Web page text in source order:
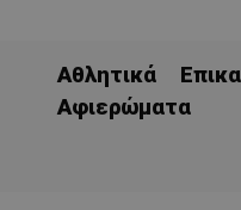
Αθλητικά
Aφιερώματα